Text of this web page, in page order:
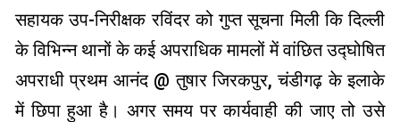
सहायक उप-निरीक्षक रविंदर को गुप्त सूचना मिली कि दिल्ली
के विभिन्न थानों के कई अपराधिक मामलों में वांछित उद्घोषित
अपराधी प्रथम आनंद @ तुषार जिरकपुर, चंडीगढ़ के इलाके
में छिपा हुआ है। अगर समय पर कार्यवाही की जाए तो उसे